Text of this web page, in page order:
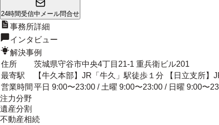
24時間受信中 メール問合せ
事務所詳細
インタビュー
解決事例
住所
茨城県守谷市中央4丁目21-1 重兵衛ビル201
最寄駅
【牛久本部】JR「牛久」駅徒歩１分 【日立支所
営業時間 平日 9:00〜23:00 / 土曜 9:00〜23:00 / 日曜 9:00〜
注力分野
遺産分割
不動産相続